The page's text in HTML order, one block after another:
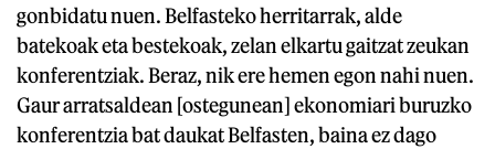
gonbidatu nuen. Belfasteko herritarrak, alde
batekoak eta bestekoak, zelan elkartu gaitzat zeukan
konferentziak. Beraz, nik ere hemen egon nahi nuen.
Gaur arratsaldean [ostegunean] ekonomiari buruzko
konferentzia bat daukat Belfasten, baina ez dago